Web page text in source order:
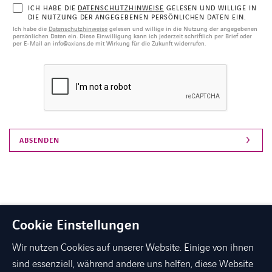
ICH HABE DIE DATENSCHUTZHINWEISE GELESEN UND WILLIGE IN
DIE NUTZUNG DER ANGEGEBENEN PERSÖNLICHEN DATEN EIN.
Ich habe die Datenschutzhinweise gelesen und willige in die Nutzung der angegebenen
persönlichen Daten ein. Diese Einwilligung kann ich jederzeit schriftlich per Brief oder
per E-Mail an info@axians.de mit Wirkung für die Zukunft widerrufen.
Cookie Einstellungen
Wir nutzen Cookies auf unserer Website. Einige von ihnen
sind essenziell, während andere uns helfen, diese Website